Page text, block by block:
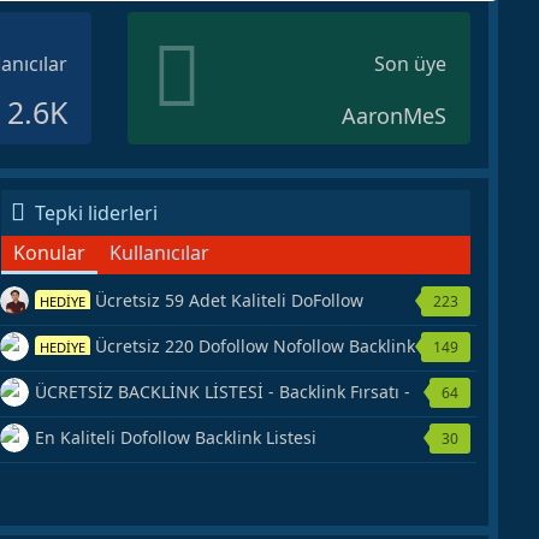
2.6K
Son üye
AaronMeS
Tepki liderleri
Konular
Kullanıcılar
HEDİYE Ücretsiz 59 Adet Kaliteli DoFollow
Backlink Kaynağı Veriyorum.
223
HEDİYE Ücretsiz 220 Dofollow Nofollow Backlink
Veriyorum
149
ÜCRETSİZ BACKLİNK LİSTESİ - Backlink Fırsatı -
Hemen Yetiş!
64
En Kaliteli Dofollow Backlink Listesi 30